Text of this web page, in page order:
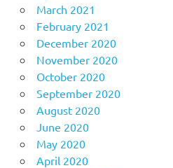
March 2021
February 2021
December 2020
November 2020
October 2020
September 2020
August 2020
June 2020
May 2020
April 2020